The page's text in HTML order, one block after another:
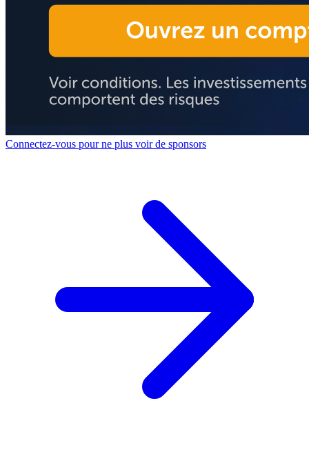
Connectez-vous pour ne plus voir de sponsors